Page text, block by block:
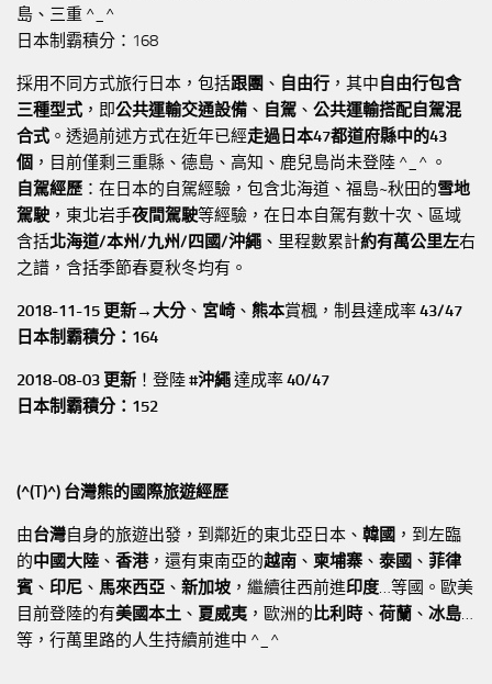
島、三重 ^_^
日本制霸積分：168
採用不同方式旅行日本，包括跟團 、 自由行 ，其中 自由行包含
三種型式 ，即公共運輸交通設備 、 自駕 、 公共運輸搭配自駕混
合式 。透過前述方式在近年已經走過日本47都道府縣中的43
個 ，目前僅剩三重縣、德島、高知、鹿兒島尚未登陸 ^_^ 。
自駕經歷 ：在日本的自駕經驗，包含北海道、福島~秋田的雪地
駕駛 ，東北岩手夜間駕駛等經驗，在日本自駕有數十次、區域
含括北海道/本州/九州/四國/沖繩 、里程數累計約有萬公里左右
之譜，含括季節春夏秋冬均有。
2018-11-15 更新→ 大分、 宮崎 、 熊本賞楓，制县達成率43/47
日本制霸積分：164
2018-08-03 更新 ！登陸#沖繩達成率40/47
日本制霸積分：152
(^(T)^) 台灣熊的國際旅遊經歷
由台灣自身的旅遊出發，到鄰近的東北亞日本、 韓國 ，到左臨
的中國大陸 、 香港，還有東南亞的越南 、 柬埔寨 、 泰國 、 菲律
賓 、 印尼 、 馬來西亞 、 新加坡 ，繼續往西前進印度…等國。歐美
目前登陸的有美國本土 、 夏威夷 ，歐洲的比利時 、 荷蘭 、 冰島…
等，行萬里路的人生持續前進中 ^_^